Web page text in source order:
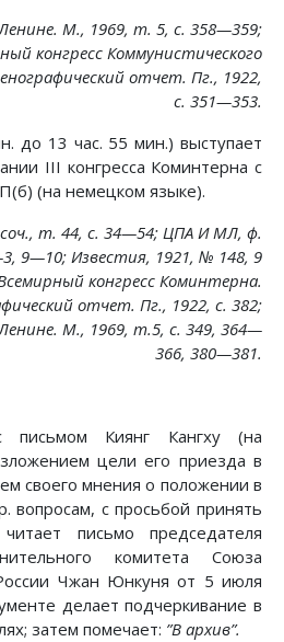
М., 1969, т. 5, с. 358—359;
конгресс Коммунистического
отчет. Пг., 1922,
с. 351—353.
до 13 час. 55 мин.) выступает
III конгресса Коминтерна с
(на немецком языке).
т. 44, с. 34—54; ЦПА И МЛ, ф.
9—10; Известия, 1921, № 148, 9
конгресс Коминтерна.
отчет. Пг., 1922, с. 382;
М., 1969, т.5, с. 349, 364—
366, 380—381.
письмом Киянг Кангху (на
цели его приезда в
своего мнения о положении в
вопросам, с просьбой принять
письмо председателя
комитета Союза
Чжан Юнкуня от 5 июля
делает подчеркивание в
затем помечает: ”В архив”.